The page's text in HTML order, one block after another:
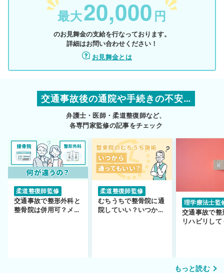
最大20,000 円
のお見舞金の支給を行なっております。
詳細はお問い合わせください！
お見舞金とは
交通事故後の通院や手続きの不安…
弁護士・医師・柔道整復師など、
各専門家監修の記事をチェック
柔道整復師監修
交通事故で整形外科と
整骨院は併用可？メリ
柔道整復師監修
むちうちで整骨院に通
院していい？いつから
理学療法士監
交通事故で整
リハビリして
もっと読む